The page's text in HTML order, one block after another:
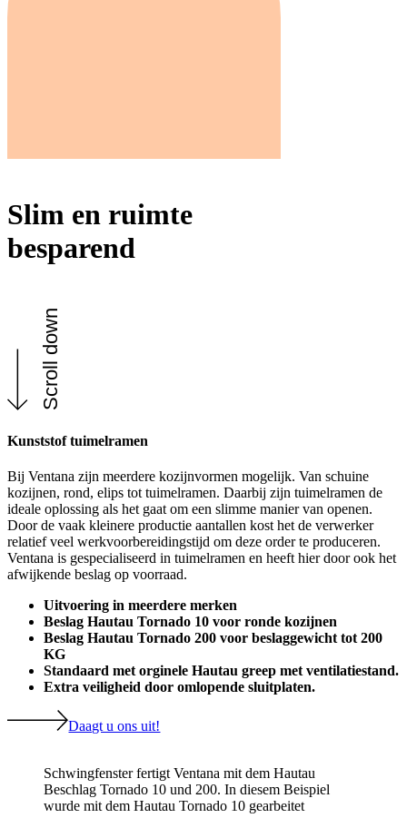
Slim en ruimte
besparend
Scroll down
Kunststof tuimelramen
Bij Ventana zijn meerdere kozijnvormen mogelijk. Van schuine
kozijnen, rond, elips tot tuimelramen. Daarbij zijn tuimelramen de
ideale oplossing als het gaat om een slimme manier van openen.
Door de vaak kleinere productie aantallen kost het de verwerker
relatief veel werkvoorbereidingstijd om deze order te produceren.
Ventana is gespecialiseerd in tuimelramen en heeft hier door ook het
afwijkende beslag op voorraad.
Uitvoering in meerdere merken
Beslag Hautau Tornado 10 voor ronde kozijnen
Beslag Hautau Tornado 200 voor beslaggewicht tot 200
KG
Standaard met orginele Hautau greep met ventilatiestand.
Extra veiligheid door omlopende sluitplaten.
Daagt u ons uit!
Schwingfenster fertigt Ventana mit dem Hautau
Beschlag Tornado 10 und 200. In diesem Beispiel
wurde mit dem Hautau Tornado 10 gearbeitet